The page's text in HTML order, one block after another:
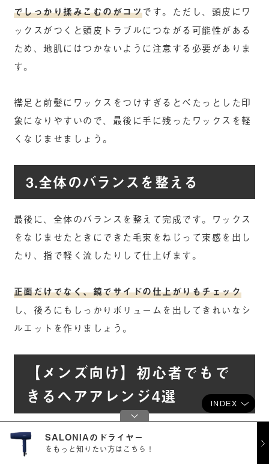
でしっかり揉みこむのがコツです。ただし、頭皮にワ
ックスがつくと頭皮トラブルにつながる可能性がある
ため、地肌にはつかないように注意する必要がありま
す。
襟足と前髪にワックスをつけすぎるとべたっとした印
象になりやすいので、最後に手に残ったワックスを軽
くなじませましょう。
3.全体のバランスを整える
最後に、全体のバランスを整えて完成です。ワックス
をなじませたときにできた毛束をねじって束感を出し
たり、指で軽く流したりして仕上げます。
正面だけでなく、鏡でサイドの仕上がりもチェック
し、後ろにもしっかりボリュームを出してきれいなシ
ルエットを作りましょう。
【メンズ向け】初心者でもで
きるヘアアレンジ4選
SALONIAのドライヤー
をもっと知りたい方はこちら！
INDEX